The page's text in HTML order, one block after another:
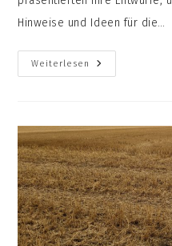
Hinweise und Ideen für die…
Weiterlesen
Dransdorfer
Berg
Als
Gelebte